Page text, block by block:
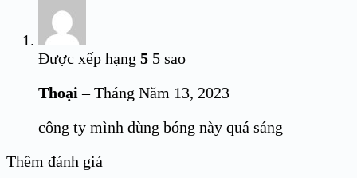
Được xếp hạng 5 5 sao
Thoại– Tháng Năm 13, 2023
công ty mình dùng bóng này quá sáng
Thêm đánh giá